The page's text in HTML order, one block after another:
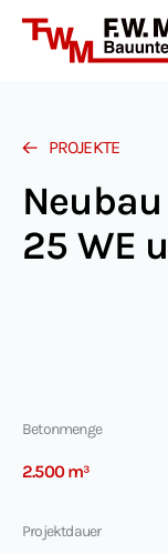
PROJEKTE
25 WE
Betonmenge
2.500 m³
Projektdauer